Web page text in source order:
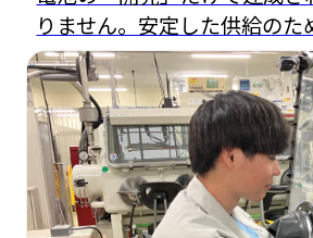
りません。安定した供給のた